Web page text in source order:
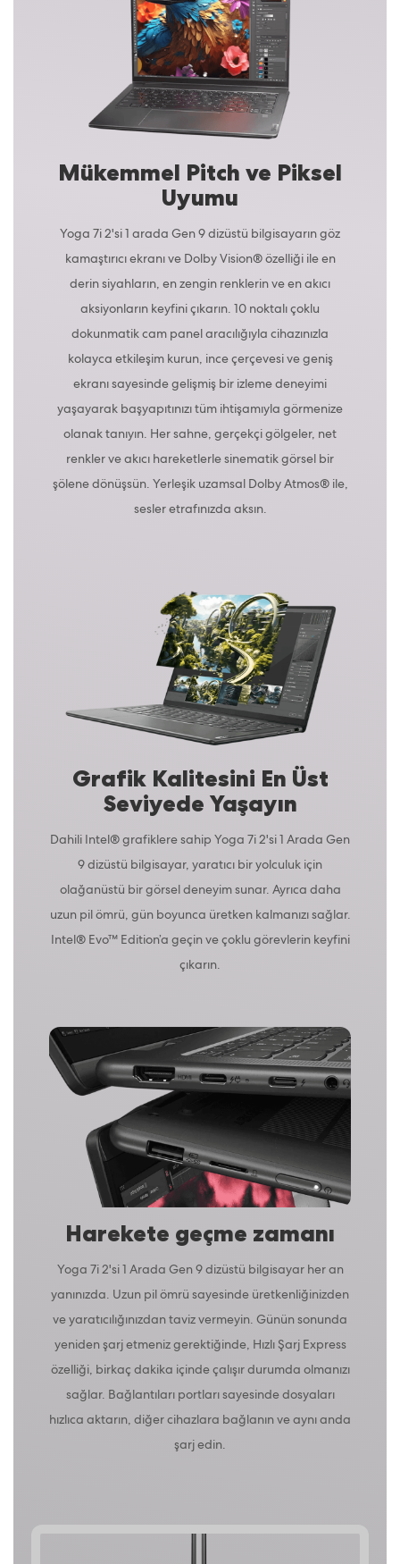
Mükemmel Pitch ve Piksel
Uyumu
Yoga 7i 2'si 1 arada Gen 9 dizüstü bilgisayarın göz
kamaştırıcı ekranı ve Dolby Vision® özelliği ile en
derin siyahların, en zengin renklerin ve en akıcı
aksiyonların keyfini çıkarın. 10 noktalı çoklu
dokunmatik cam panel aracılığıyla cihazınızla
kolayca etkileşim kurun, ince çerçevesi ve geniş
ekranı sayesinde gelişmiş bir izleme deneyimi
yaşayarak başyapıtınızı tüm ihtişamıyla görmenize
olanak tanıyın. Her sahne, gerçekçi gölgeler, net
renkler ve akıcı hareketlerle sinematik görsel bir
şölene dönüşsün. Yerleşik uzamsal Dolby Atmos® ile,
sesler etrafınızda aksın.
Grafik Kalitesini En Üst
Seviyede Yaşayın
Dahili Intel® grafiklere sahip Yoga 7i 2'si 1 Arada Gen
9 dizüstü bilgisayar, yaratıcı bir yolculuk için
olağanüstü bir görsel deneyim sunar. Ayrıca daha
uzun pil ömrü, gün boyunca üretken kalmanızı sağlar.
Intel® Evo™ Edition’a geçin ve çoklu görevlerin keyfini
çıkarın.
Harekete geçme zamanı
Yoga 7i 2'si 1 Arada Gen 9 dizüstü bilgisayar her an
yanınızda. Uzun pil ömrü sayesinde üretkenliğinizden
ve yaratıcılığınızdan taviz vermeyin. Günün sonunda
yeniden şarj etmeniz gerektiğinde, Hızlı Şarj Express
özelliği, birkaç dakika içinde çalışır durumda olmanızı
sağlar. Bağlantıları portları sayesinde dosyaları
hızlıca aktarın, diğer cihazlara bağlanın ve aynı anda
şarj edin.